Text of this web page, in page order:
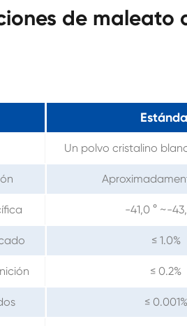
de maleato
Un polvo cristalino
-41,0 ° ~-
≤ 1.0%
≤ 0.2%
≤ 0.001%